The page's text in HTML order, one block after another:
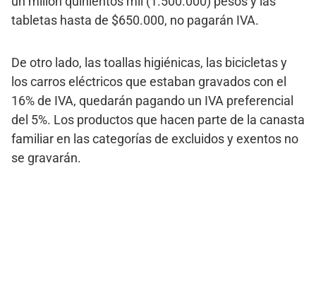
tabletas hasta de $650.000, no pagarán IVA.
De otro lado, las toallas higiénicas, las bicicletas y
los carros eléctricos que estaban gravados con el
16% de IVA, quedarán pagando un IVA preferencial
del 5%. Los productos que hacen parte de la canasta
familiar en las categorías de excluidos y exentos no
se gravarán.